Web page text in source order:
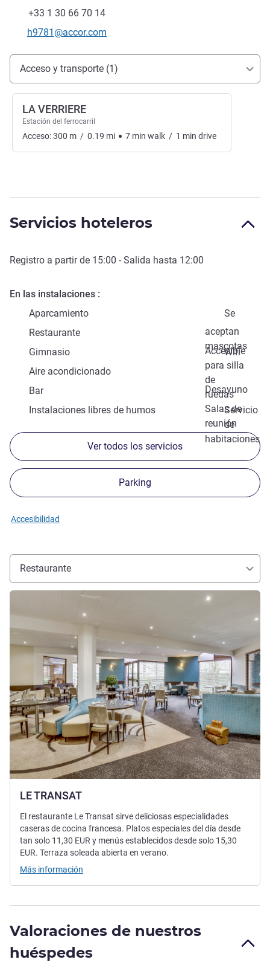
Fax
+33 1 30 66 70 14
Correo electrónico de contacto
h9781@accor.com
Acceso y transporte
Acceso y transporte (1)
LA VERRIERE
Estación del ferrocarril
Acceso:300 m / 0.19 mi 7 min walk / 1 min drive
Servicios hoteleros
Registro a partir de 15:00 - Salida hasta 12:00
En las instalaciones
Aparcamiento
Se
aceptan
mascotas
Restaurante
Accesible
para silla
de
ruedas
Gimnasio
Wifi
Aire acondicionado
Desayuno
Bar
Salas de
reunión
Instalaciones libres de humos
Servicio
de
habitaciones
Ver todos los servicios
Parking
Accesibilidad
Restaurante
LE TRANSAT
Más información
El restaurante Le Transat sirve deliciosas especialidades
caseras de cocina francesa. Platos especiales del día desde
tan solo 11,30 EUR y menús establecidos desde solo 15,30
EUR. Terraza soleada abierta en verano.
Más información
Valoraciones de nuestros
huéspedes